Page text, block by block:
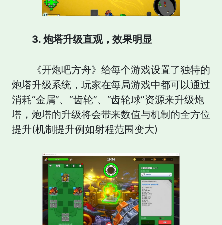
3. 炮塔升级直观，效果明显
《开炮吧方舟》给每个游戏设置了独特的
炮塔升级系统，玩家在每局游戏中都可以通过
消耗“金属”、“齿轮”、“齿轮球”资源来升级炮
塔，炮塔的升级将会带来数值与机制的全方位
提升(机制提升例如射程范围变大)